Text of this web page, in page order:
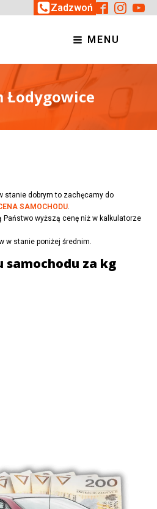
Zadzwoń
MENU
Łodygowice
stanie dobrym to zachęcamy do
SAMOCHODU.
Państwo wyższą cenę niż w kalkulatorze
w stanie poniżej średnim.
za kg